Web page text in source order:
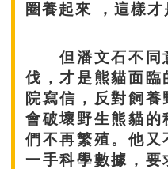
圈養起來 ，這樣才
但潘文石不同
伐，才是熊貓面臨
院寫信，反對飼
會破壞野生熊貓的
們不再繁殖。他又
一手科學數據，要